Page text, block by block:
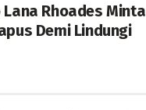
Rhoades Minta
Demi Lindungi